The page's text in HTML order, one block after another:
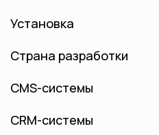
Установка
Страна разработки
CMS-системы
CRM-системы